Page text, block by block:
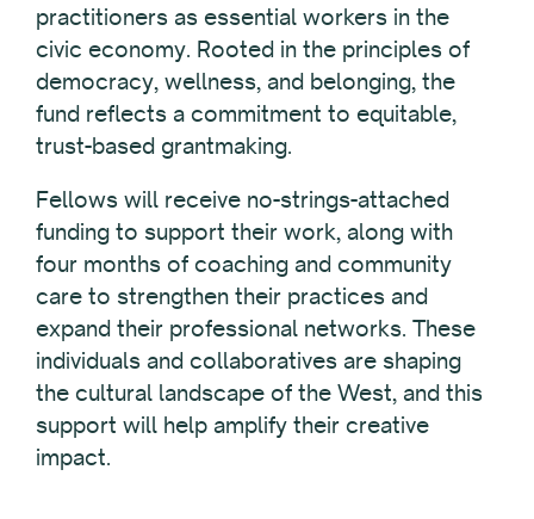
practitioners as essential workers in the
civic economy. Rooted in the principles of
democracy, wellness, and belonging, the
fund reflects a commitment to equitable,
trust-based grantmaking.
Fellows will receive no-strings-attached
funding to support their work, along with
four months of coaching and community
care to strengthen their practices and
expand their professional networks. These
individuals and collaboratives are shaping
the cultural landscape of the West, and this
support will help amplify their creative
impact.